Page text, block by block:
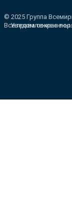
© 2025 Группа
Все права сохранены.
Уведомление о